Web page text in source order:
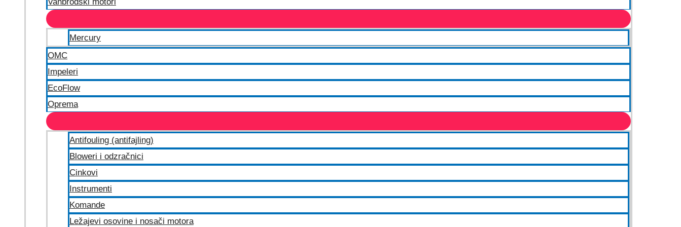
Mercury
OMC
Impeleri
EcoFlow
Oprema
Antifouling (antifajling)
Bloweri i odzračnici
Cinkovi
Instrumenti
Komande
Ležajevi osovine i nosači motora